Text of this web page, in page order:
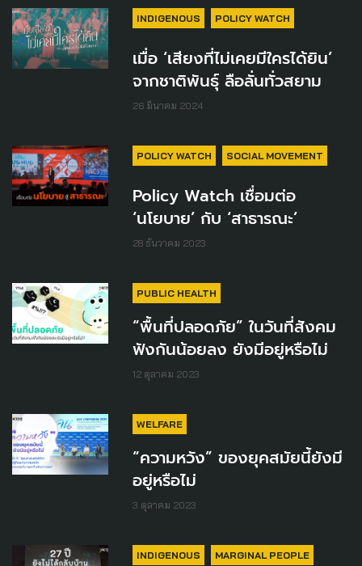
INDIGENOUS POLICY WATCH
เมื่อ ‘เสียงที่ไม่เคยมีใครได้ยิน’
จากชาติพันธุ์ ลือลั่นทั่วสยาม
26 มีนาคม 2024
POLICY WATCH SOCIAL MOVEMENT
Policy Watch เชื่อมต่อ
‘นโยบาย’ กับ ‘สาธารณะ’
28 ธันวาคม 2023
PUBLIC HEALTH
“พื้นที่ปลอดภัย” ในวันที่สังคม
ฟังกันน้อยลง ยังมีอยู่หรือไม่
12 ตุลาคม 2023
WELFARE
“ความหวัง” ของยุคสมัยนี้ยังมี
อยู่หรือไม่
3 ตุลาคม 2023
INDIGENOUS MARGINAL PEOPLE